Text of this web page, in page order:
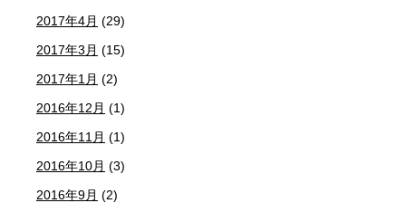
2017年4月 (29)
2017年3月 (15)
2017年1月 (2)
2016年12月 (1)
2016年11月 (1)
2016年10月 (3)
2016年9月 (2)